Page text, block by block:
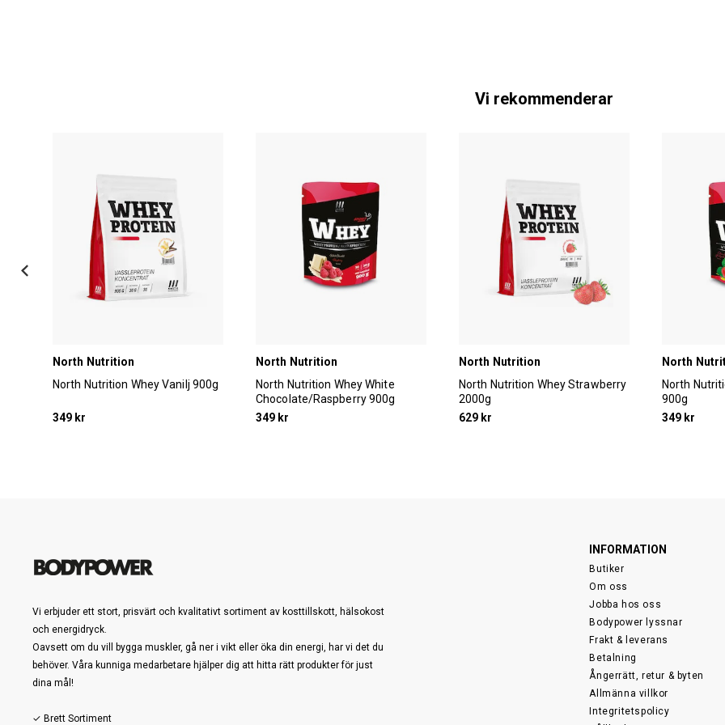
Vi rekommenderar
North Nutrition
North Nutrition Whey Vanilj 900g
349 kr
North Nutrition
North Nutrition Whey White
Chocolate/Raspberry 900g
349 kr
North Nutrition
North Nutrition Whey Strawberry
2000g
629 kr
North
North
900g
349 kr
Vi erbjuder ett stort, prisvärt och kvalitativt sortiment av kosttillskott, hälsokost
och energidryck.
Oavsett om du vill bygga muskler, gå ner i vikt eller öka din energi, har vi det du
behöver. Våra kunniga medarbetare hjälper dig att hitta rätt produkter för just
dina mål!
✓ Brett Sortiment
INFORMATION
Butiker
Om oss
Jobba hos oss
Bodypower lyssnar
Frakt & leverans
Betalning
Ångerrätt, retur & byten
Allmänna villkor
Integritetspolicy